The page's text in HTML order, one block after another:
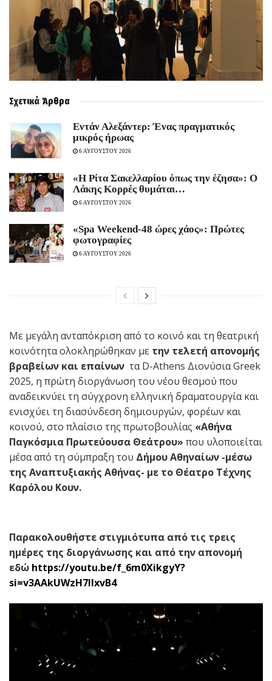
Σχετικά Άρθρα
Εντάν Αλεξάντερ: Ένας πραγματικός
μικρός ήρωας
6 ΑΥΓΟΥΣΤΟΥ 2026
«Η Ρίτα Σακελλαρίου όπως την έζησα»: Ο
Λάκης Κορρές θυμάται…
6 ΑΥΓΟΥΣΤΟΥ 2026
«Spa Weekend-48 ώρες χάος»: Πρώτες
φωτογραφίες
6 ΑΥΓΟΥΣΤΟΥ 2026
Με μεγάλη ανταπόκριση από το κοινό και τη θεατρική
κοινότητα ολοκληρώθηκαν με την τελετή απονομής
βραβείων και επαίνων τα D-Athens Διονύσια Greek
2025, η πρώτη διοργάνωση του νέου θεσμού που
αναδεικνύει τη σύγχρονη ελληνική δραματουργία και
ενισχύει τη διασύνδεση δημιουργών, φορέων και
κοινού, στο πλαίσιο της πρωτοβουλίας «Αθήνα
Παγκόσμια Πρωτεύουσα Θεάτρου» που υλοποιείται
μέσα από τη σύμπραξη του Δήμου Αθηναίων -μέσω
της Αναπτυξιακής Αθήνας- με το Θέατρο Τέχνης
Καρόλου Κουν.
Παρακολουθήστε στιγμιότυπα από τις τρεις
ημέρες της διοργάνωσης και από την απονομή
εδώ https://youtu.be/f_6m0XikgyY?
si=v3AAkUWzH7lIxvB4